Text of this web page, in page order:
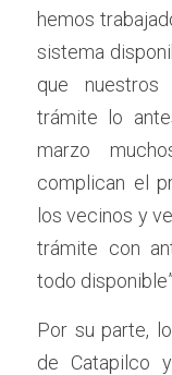
hemos
sistema
que nuestros
trámite lo
marzo
complican el
los vecinos y
trámite con
todo disponible”.
Por su parte,
de Catapilco